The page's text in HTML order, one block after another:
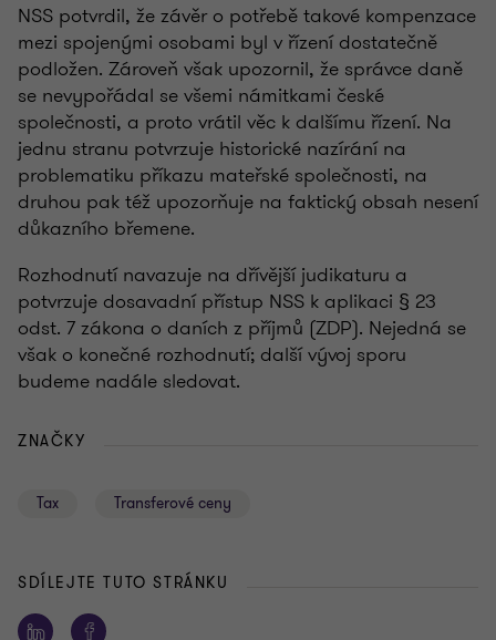
NSS potvrdil, že závěr o potřebě takové kompenzace
mezi spojenými osobami byl v řízení dostatečně
podložen. Zároveň však upozornil, že správce daně
se nevypořádal se všemi námitkami české
společnosti, a proto vrátil věc k dalšímu řízení. Na
jednu stranu potvrzuje historické nazírání na
problematiku příkazu mateřské společnosti, na
druhou pak též upozorňuje na faktický obsah nesení
důkazního břemene.
Rozhodnutí navazuje na dřívější judikaturu a
potvrzuje dosavadní přístup NSS k aplikaci § 23
odst. 7 zákona o daních z příjmů (ZDP). Nejedná se
však o konečné rozhodnutí; další vývoj sporu
budeme nadále sledovat.
ZNAČKY
Tax Transferové ceny
SDÍLEJTE TUTO STRÁNKU